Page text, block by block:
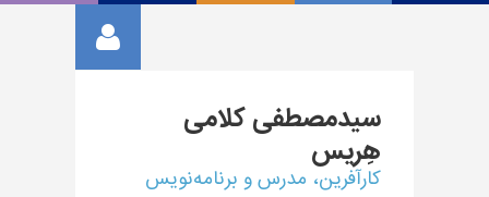
سیدمصطفیکلامی
هِریس
کارآفرین، مدرس و برنامه‌نویس